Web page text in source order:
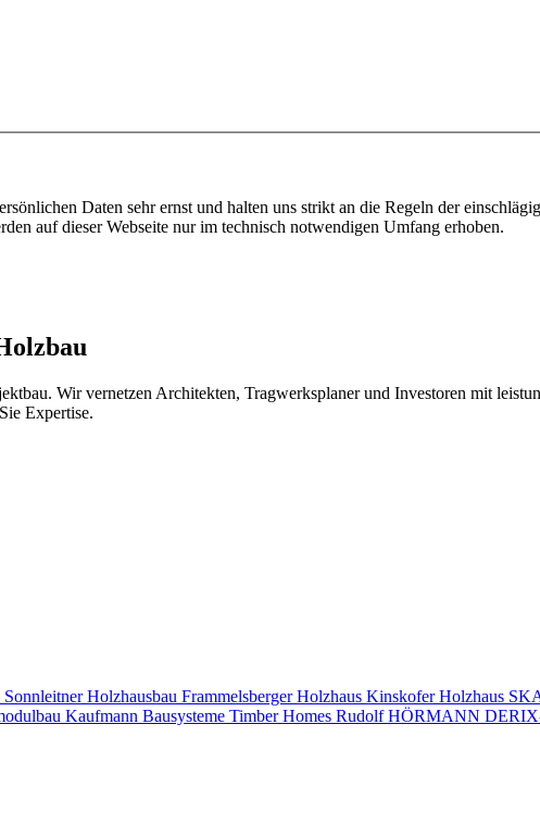
Daten sehr ernst und halten uns strikt an die Regeln der
auf dieser Webseite nur im technisch notwendigen Umfang erhoben.
Wir vernetzen Architekten, Tragwerksplaner und Investoren mit
Expertise.
Sonnleitner Holzhausbau Frammelsberger Holzhaus Kinskofer Holzhaus
Kaufmann Bausysteme Timber Homes Rudolf HÖRMANN